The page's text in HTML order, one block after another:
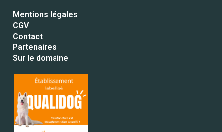
Mentions légales
CGV
Contact
Partenaires
Sur le domaine